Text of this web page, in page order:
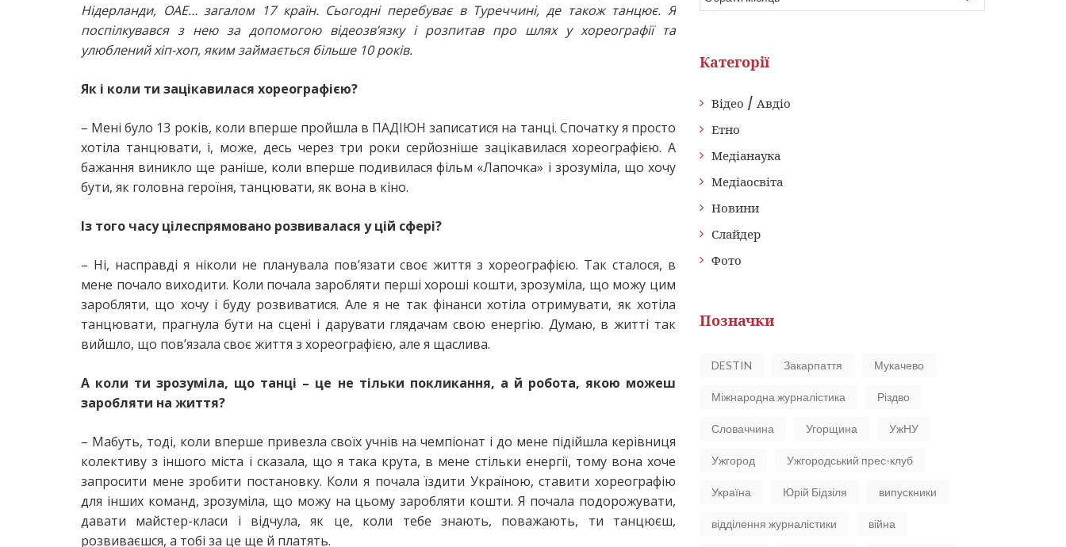
Нідерланди, ОАЕ… загалом 17 країн. Сьогодні перебуває в Туреччині, де також танцює. Я
поспілкувався з нею за допомогою відеозв’язку і розпитав про шлях у хореографії та
улюблений хіп-хоп, яким займається більше 10 років.
Як і коли ти зацікавилася хореографією?
– Мені було 13 років, коли вперше пройшла в ПАДІЮН записатися на танці. Спочатку я просто
хотіла танцювати, і, може, десь через три роки серйозніше зацікавилася хореографією. А
бажання виникло ще раніше, коли вперше подивилася фільм «Лапочка» і зрозуміла, що хочу
бути, як головна героїня, танцювати, як вона в кіно.
Із того часу цілеспрямовано розвивалася у цій сфері?
– Ні, насправді я ніколи не планувала пов’язати своє життя з хореографією. Так сталося, в
мене почало виходити. Коли почала заробляти перші хороші кошти, зрозуміла, що можу цим
заробляти, що хочу і буду розвиватися. Але я не так фінанси хотіла отримувати, як хотіла
танцювати, прагнула бути на сцені і дарувати глядачам свою енергію. Думаю, в житті так
вийшло, що пов’язала своє життя з хореографією, але я щаслива.
А коли ти зрозуміла, що танці – це не тільки покликання, а й робота, якою можеш
заробляти на життя?
– Мабуть, тоді, коли вперше привезла своїх учнів на чемпіонат і до мене підійшла керівниця
колективу з іншого міста і сказала, що я така крута, в мене стільки енергії, тому вона хоче
запросити мене зробити постановку. Коли я почала їздити Україною, ставити хореографію
для інших команд, зрозуміла, що можу на цьому заробляти кошти. Я почала подорожувати,
давати майстер-класи і відчула, як це, коли тебе знають, поважають, ти танцюєш,
розвиваєшся, а тобі за це ще й платять.
Категорії
Відео / Авдіо
Етно
Медіанаука
Медіаосвіта
Новини
Слайдер
Фото
Позначки
DESTIN Закарпаття Мукачево
Міжнародна журналістика Різдво
Словаччина Угорщина УжНУ
Ужгород Ужгородський прес-клуб
Україна Юрій Бідзіля випускники
відділення журналістики війна